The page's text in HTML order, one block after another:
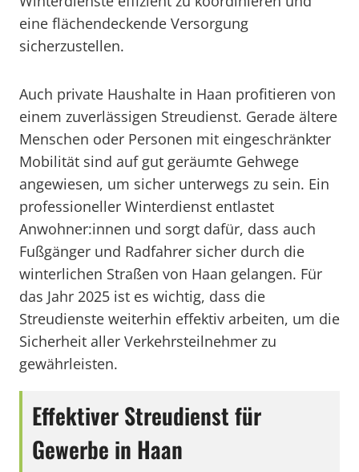
eine flächendeckende Versorgung
sicherzustellen.
Auch private Haushalte in Haan profitieren von
einem zuverlässigen Streudienst. Gerade ältere
Menschen oder Personen mit eingeschränkter
Mobilität sind auf gut geräumte Gehwege
angewiesen, um sicher unterwegs zu sein. Ein
professioneller Winterdienst entlastet
Anwohner:innen und sorgt dafür, dass auch
Fußgänger und Radfahrer sicher durch die
winterlichen Straßen von Haan gelangen. Für
das Jahr 2025 ist es wichtig, dass die
Streudienste weiterhin effektiv arbeiten, um die
Sicherheit aller Verkehrsteilnehmer zu
gewährleisten.
Effektiver Streudienst für
Gewerbe in Haan